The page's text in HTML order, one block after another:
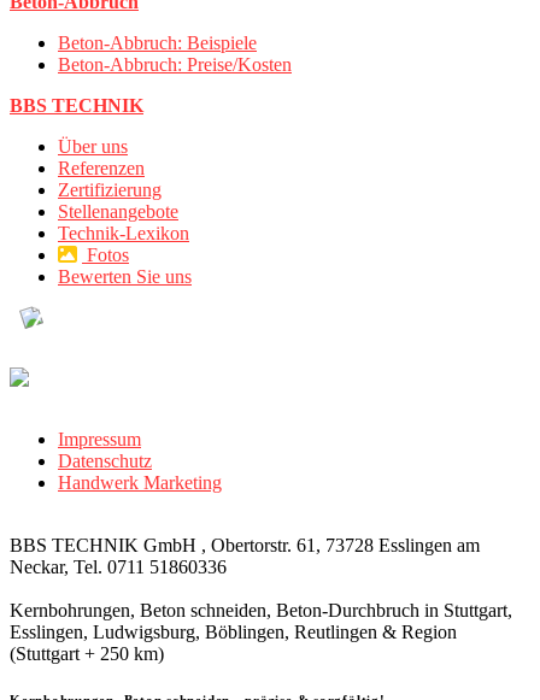
Beton-Abbruch: Beispiele
Beton-Abbruch: Preise/Kosten
BBS TECHNIK
Über uns
Referenzen
Zertifizierung
Stellenangebote
Technik-Lexikon
Fotos
Bewerten Sie uns
Impressum
Datenschutz
Handwerk Marketing
BBS TECHNIK GmbH , Obertorstr. 61, 73728 Esslingen am
Neckar, Tel. 0711 51860336
Kernbohrungen, Beton schneiden, Beton-Durchbruch in Stuttgart,
Esslingen, Ludwigsburg, Böblingen, Reutlingen & Region
(Stuttgart + 250 km)